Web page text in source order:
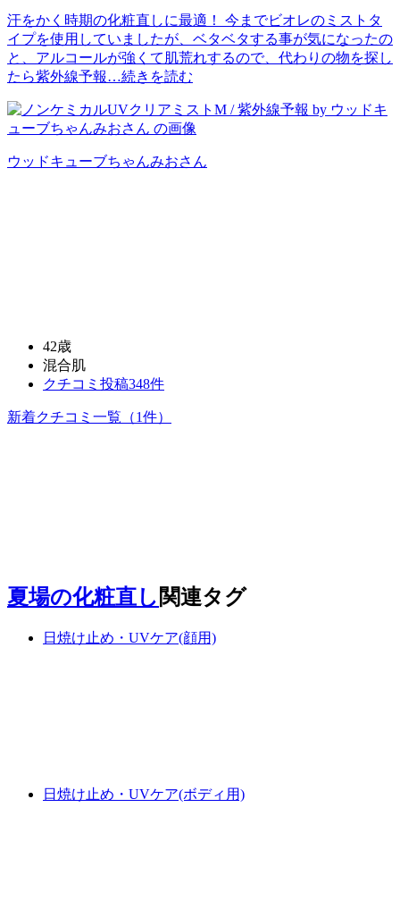
汗をかく時期の化粧直しに最適！ 今までビオレのミストタ
イプを使用していましたが、ベタベタする事が気になったの
と、アルコールが強くて肌荒れするので、代わりの物を探し
たら紫外線予報…続きを読む
ウッドキューブちゃんみおさん
42歳
混合肌
クチコミ投稿348件
新着クチコミ一覧 （1件）
夏場の化粧直し 関連タグ
日焼け止め・UVケア(顔用)
日焼け止め・UVケア(ボディ用)